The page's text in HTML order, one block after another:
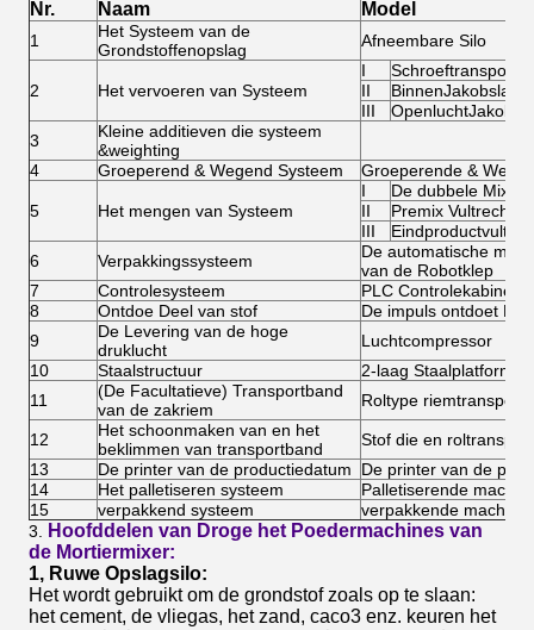
Nr. Naam Model
1
Het Systeem van de
Grondstoffenopslag
Afneembare Silo
2 Het vervoeren van Systeem
I
II
III
3
Kleine additieven die systeem
&weighting
4
Groeperend & Wegend Systeem Groeperende &
5 Het mengen van Systeem
I
De dubbele Mixer
II
Premix Vultrechter
III
6
Verpakkingssysteem
De automatische
van de Robotklep
7
Controlesysteem
PLC Controlekabinet
8
Ontdoe Deel van stof
De impuls ontdoet
9
De Levering van de hoge
druklucht
Luchtcompressor
10
Staalstructuur
2-laag Staalplatform
11
(De Facultatieve) Transportband
van de zakriem
Roltype
12
Het schoonmaken van en het
beklimmen van transportband
Stof die en
13
De printer van de productiedatum
De printer van de
14
Het palletiseren systeem
Palletiserende
15
verpakkend systeem
verpakkende machine
3.
Hoofddelen van Droge het Poedermachines van
de Mortiermixer:
1, Ruwe Opslagsilo:
Het wordt gebruikt om de grondstof zoals op te slaan:
het cement, de vliegas, het zand, caco3 enz. keuren het